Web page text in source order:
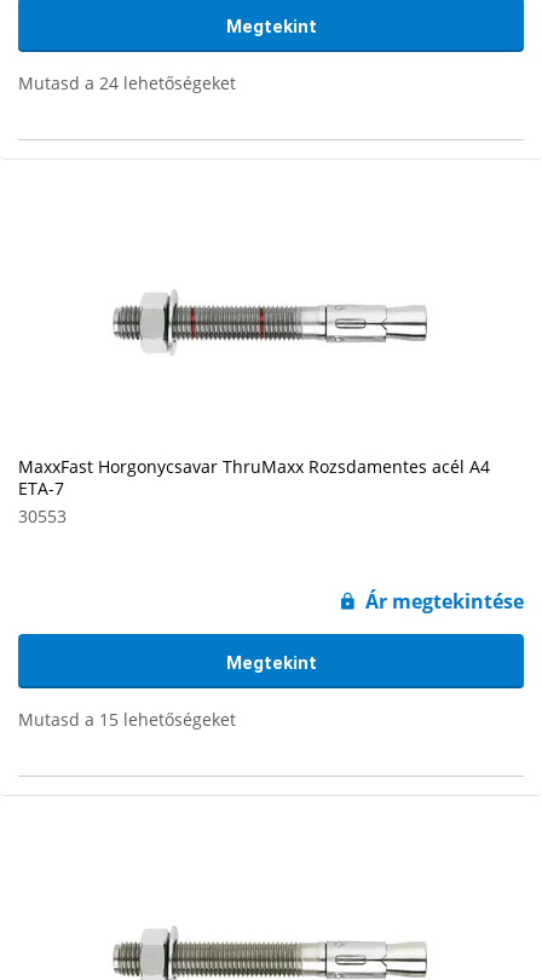
Megtekint
Mutasd a 24 lehetőségeket
MaxxFast Horgonycsavar ThruMaxx Rozsdamentes acél A4
ETA-7
30553
Ár megtekintése
Megtekint
Mutasd a 15 lehetőségeket